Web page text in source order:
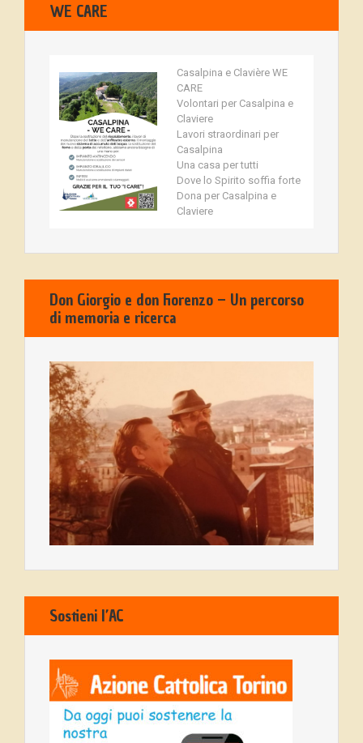
WE CARE
Casalpina e Clavière WE
CARE
Volontari per Casalpina e
Claviere
Lavori straordinari per
Casalpina
Una casa per tutti
Dove lo Spirito soffia forte
Dona per Casalpina e
Claviere
Don Giorgio e don Fiorenzo – Un percorso
di memoria e ricerca
Sostieni l’AC